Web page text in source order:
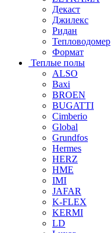
Декаст
Джилекс
Ридан
Тепловодомер
Формат
Теплые полы
ALSO
Baxi
BROEN
BUGATTI
Cimberio
Global
Grundfos
Hermes
HERZ
HME
IMI
JAFAR
K-FLEX
KERMI
LD